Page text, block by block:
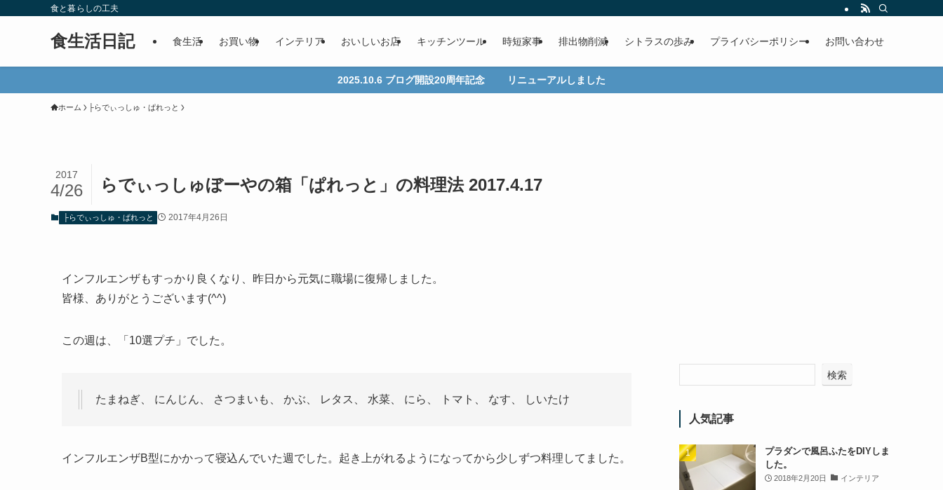
食と暮らしの工夫
食生活日記 食生活 お買い物 インテリア おいしいお店 キッチンツール 時短家事 排出物削減 シトラスの歩み プライバシーポリシー お問い合わせ
2025.10.6 ブログ開設20周年記念 リニューアルしました
ホーム ├らでぃっしゅ・ぱれっと
らでぃっしゅぼーやの箱「ぱれっと」の料理法 2017.4.17
2017
4/26
├らでぃっしゅ・ぱれっと 2017年4月26日
インフルエンザもすっかり良くなり、昨日から元気に職場に復帰しました。
皆様、ありがとうございます(^^)
この週は、「10選プチ」でした。
たまねぎ、 にんじん、 さつまいも、 かぶ、 レタス、 水菜、 にら、 トマト、 なす、 しいたけ
インフルエンザB型にかかって寝込んでいた週でした。起き上がれるようになってから少しずつ料理してました。
検索
人気記事
プラダンで風呂ふたをDIYしま
した。
2018年2月20日 インテリア